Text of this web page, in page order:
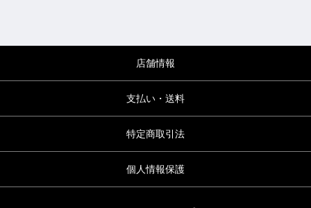
店舗情報
支払い・送料
特定商取引法
個人情報保護